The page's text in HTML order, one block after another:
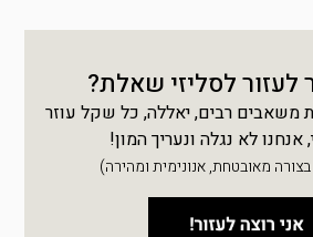
לסליזי שאלת?
משאבים רבים, יאללה, כל שקל עוזר
אנחנו לא נגלה ונעריך המון!